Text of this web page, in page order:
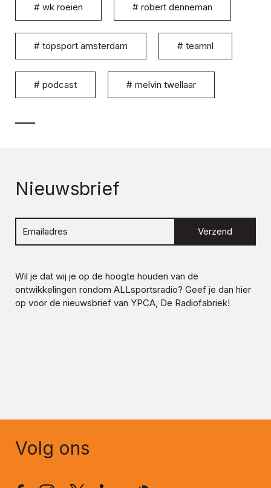
# wk roeien # robert denneman
# topsport amsterdam # teamnl
# podcast # melvin twellaar
Nieuwsbrief
Verzend
Wil je dat wij je op de hoogte houden van de
ontwikkelingen rondom ALLsportsradio? Geef je dan hier
op voor de nieuwsbrief van YPCA, De Radiofabriek!
Volg ons